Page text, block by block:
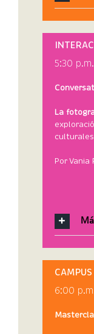
5:30
La
Por
CAMPUS
6:00